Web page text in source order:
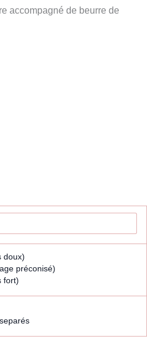
accompagné de beurre de
doux)
préconisé)
fort)